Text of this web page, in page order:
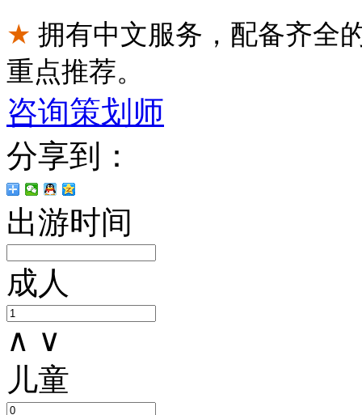
★ 拥有中文服务，配备齐全
重点推荐。
咨询策划师
分享到：
出游时间
成人
∧ ∨
儿童